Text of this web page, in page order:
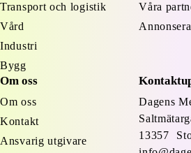
Transport och logistik
Vård
Industri
Bygg
Våra
Annonsera
Om oss
Om oss
Kontakt
Ansvarig utgivare
Dagens
13357